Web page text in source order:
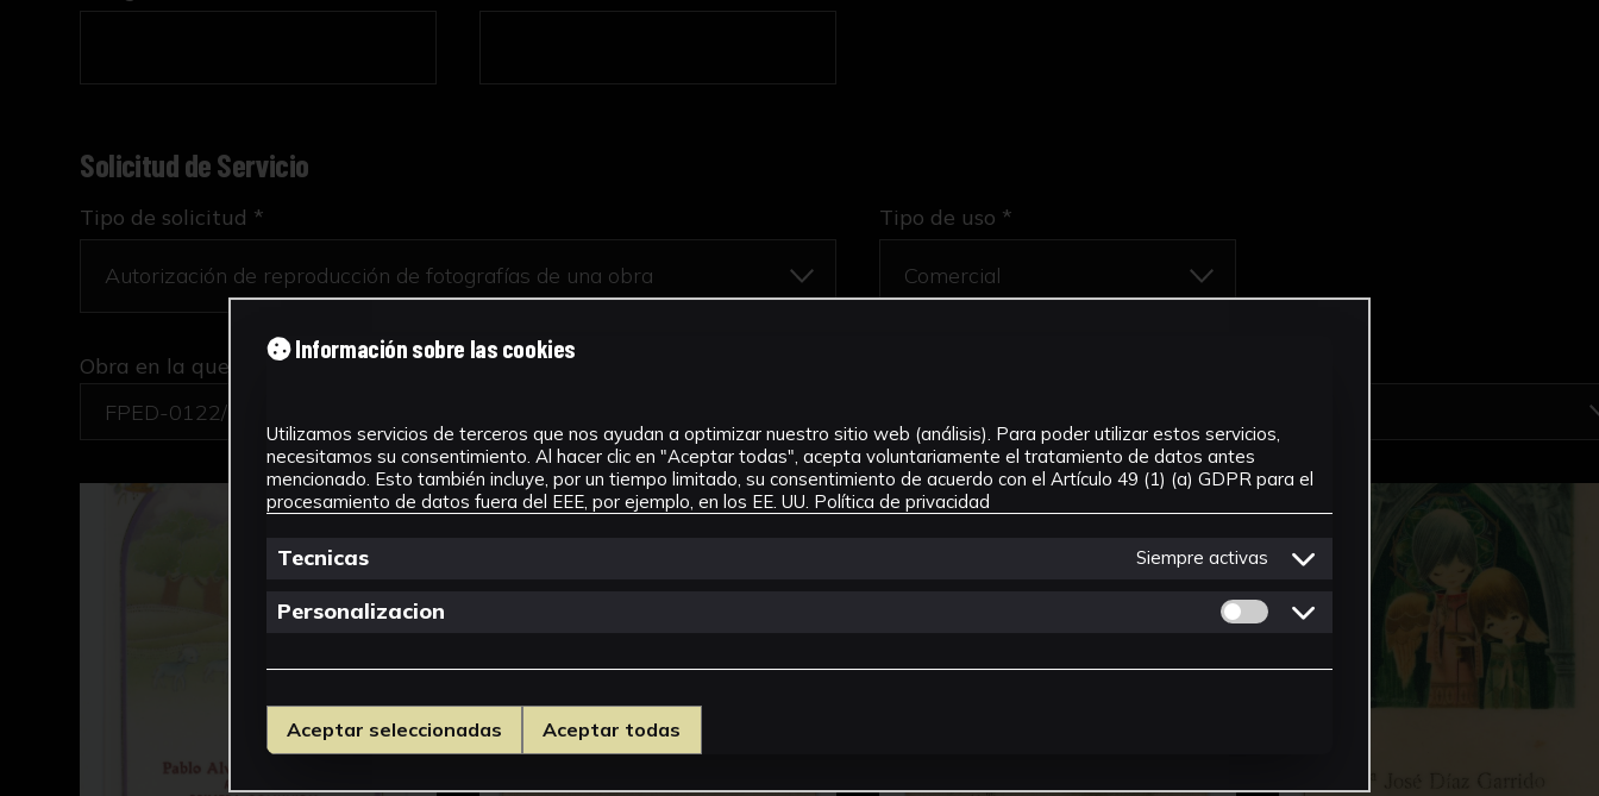
Solicitud de Servicio
Tipo de solicitud * Tipo de uso *
Obra en la que está interesado/a*
FPED-0122/Recordatorios de Primera Comunión
Información sobre las cookies
Utilizamos servicios de terceros que nos ayudan a optimizar nuestro sitio web (análisis). Para poder utilizar estos servicios,
necesitamos su consentimiento. Al hacer clic en "Aceptar todas", acepta voluntariamente el tratamiento de datos antes
mencionado. Esto también incluye, por un tiempo limitado, su consentimiento de acuerdo con el Artículo 49 (1) (a) GDPR para el
procesamiento de datos fuera del EEE, por ejemplo, en los EE. UU. Política de privacidad
Tecnicas Siempre activas
Personalizacion Permitir cookies de Personalizacion
Aceptar seleccionadas Aceptar todas